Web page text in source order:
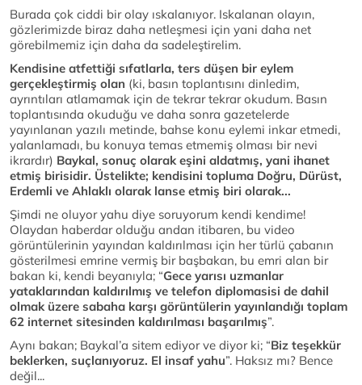
Burada çok ciddi bir olay ıskalanıyor. Iskalanan olayın,
gözlerimizde biraz daha netleşmesi için yani daha net
görebilmemiz için daha da sadeleştirelim.
Kendisine atfettiği sıfatlarla, ters düşen bir eylem
gerçekleştirmiş olan (ki, basın toplantısını dinledim,
ayrıntıları atlamamak için de tekrar tekrar okudum. Basın
toplantısında okuduğu ve daha sonra gazetelerde
yayınlanan yazılı metinde, bahse konu eylemi inkar etmedi,
yalanlamadı, bu konuya temas etmemiş olması bir nevi
ikrardır) Baykal, sonuç olarak eşini aldatmış, yani ihanet
etmiş birisidir. Üstelikte; kendisini topluma Doğru, Dürüst,
Erdemli ve Ahlaklı olarak lanse etmiş biri olarak...
Şimdi ne oluyor yahu diye soruyorum kendi kendime!
Olaydan haberdar olduğu andan itibaren, bu video
görüntülerinin yayından kaldırılması için her türlü çabanın
gösterilmesi emrine vermiş bir başbakan, bu emri alan bir
bakan ki, kendi beyanıyla; “Gece yarısı uzmanlar
yataklarından kaldırılmış ve telefon diplomasisi de dahil
olmak üzere sabaha karşı görüntülerin yayınlandığı toplam
62 internet sitesinden kaldırılması başarılmış”.
Aynı bakan; Baykal’a sitem ediyor ve diyor ki; “Biz teşekkür
beklerken, suçlanıyoruz. El insaf yahu”. Haksız mı? Bence
değil...